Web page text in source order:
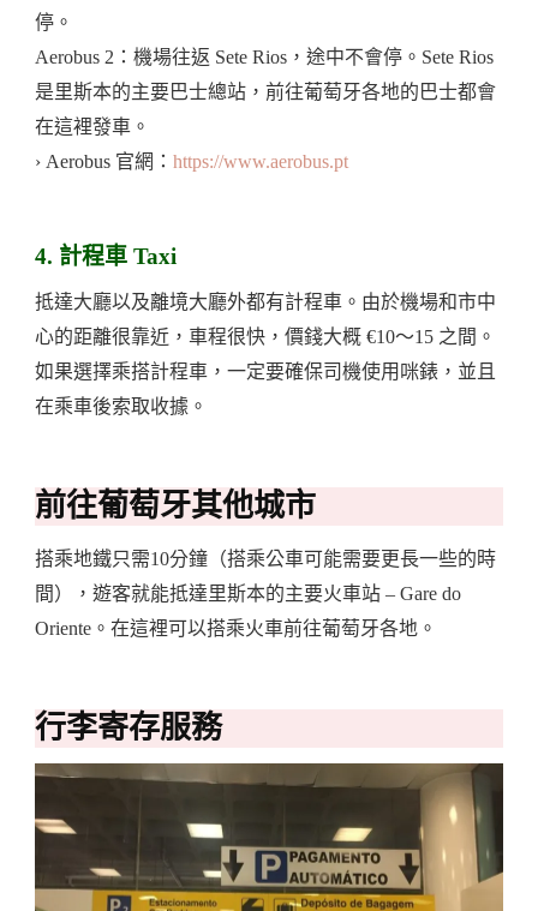
停。
Aerobus 2：機場往返 Sete Rios，途中不會停。Sete Rios
是里斯本的主要巴士總站，前往葡萄牙各地的巴士都會
在這裡發車。
› Aerobus 官網： https://www.aerobus.pt
4. 計程車 Taxi
抵達大廳以及離境大廳外都有計程車。由於機場和市中
心的距離很靠近，車程很快，價錢大概 €10～15 之間。
如果選擇乘搭計程車，一定要確保司機使用咪錶，並且
在乘車後索取收據。
前往葡萄牙其他城市
搭乘地鐵只需10分鐘（搭乘公車可能需要更長一些的時
間），遊客就能抵達里斯本的主要火車站 – Gare do
Oriente。在這裡可以搭乘火車前往葡萄牙各地。
行李寄存服務